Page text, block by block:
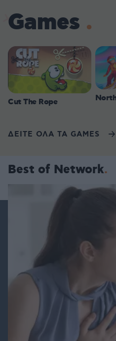
Games
Cut The Rope
ΔΕΙΤΕ ΟΛΑ ΤΑ GAMES
Best of Network